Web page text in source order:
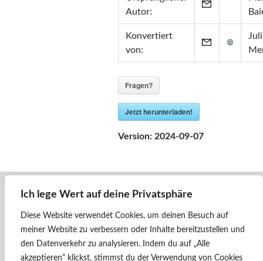
Ich lege Wert auf deine Privatsphäre
Diese Website verwendet Cookies, um deinen Besuch auf
meiner Website zu verbessern oder Inhalte bereitzustellen und
den Datenverkehr zu analysieren.
Indem du auf „Alle
akzeptieren“ klickst, stimmst du der Verwendung von Cookies
(GR750597413JM)
Autor:
Konvertiert
von:
Fragen?
Jetzt herunterladen!
Version: 2024-09-07
« Zurück
1146 001 - ÖBB
1014 007 - CAT